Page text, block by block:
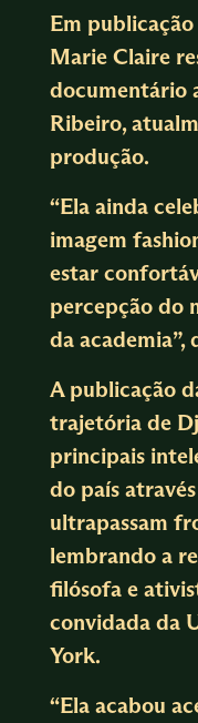
Em
Marie Claire
documentário
Ribeiro,
produção.
“Ela ainda
imagem
estar
percepção do
da academia”,
A publicação
trajetória de
principais
do país
ultrapassam
lembrando a
filósofa e
convidada da
York.
“Ela acabou